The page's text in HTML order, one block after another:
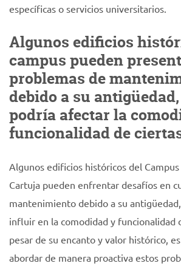
específicas o servicios universitarios.
Algunos edificios
campus pueden
problemas de
debido a su
podría afectar la
funcionalidad de
Algunos edificios históricos del
Cartuja pueden enfrentar desafíos en
mantenimiento debido a su
influir en la comodidad y funcionalidad
pesar de su encanto y valor histórico,
abordar de manera proactiva estos